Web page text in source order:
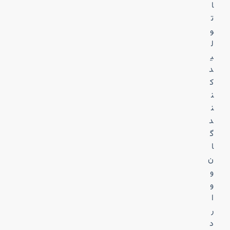
ا
ت
و
ل
ی
د
ک
ن
ن
د
گ
ا
ن
و
و
ا
ر
د